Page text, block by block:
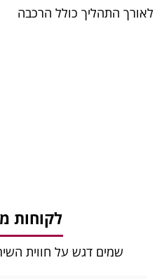
לאורך התהליך כולל הרכבה
לקוחות
שמים דגש על חווית